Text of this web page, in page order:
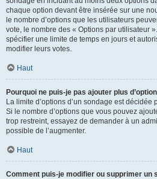
chaque option devant être insérée sur une
le nombre d’options que les utilisateurs
vote, le nombre des « Options par utilisateur
spécifier une limite de temps en jours et
modifier leurs votes.
Haut
Pourquoi ne puis-je pas ajouter plus
La limite d’options d’un sondage est
Si le nombre d’options que vous pouvez
trop restreint, essayez de demander à un
possible de l’augmenter.
Haut
Comment puis-je modifier ou supprimer un